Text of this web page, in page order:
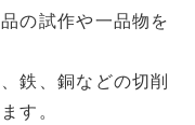
の試作や一品物を
鉄、銅などの切削
す。